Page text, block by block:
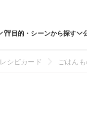
目的・シーンから探す
レシピカード ごはん